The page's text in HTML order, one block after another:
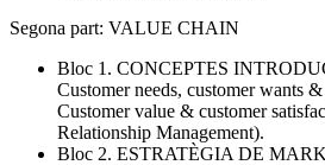
Segona part: VALUE CHAIN
Bloc 1. CONCEPTES
Customer needs, customer wants
Customer value & customer
Relationship Management).
Bloc 2. ESTRATÈGIA DE